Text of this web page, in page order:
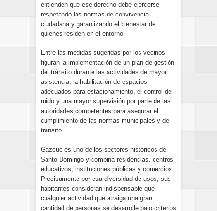
entienden que ese derecho debe ejercerse
respetando las normas de convivencia
ciudadana y garantizando el bienestar de
quienes residen en el entorno.
Entre las medidas sugeridas por los vecinos
figuran la implementación de un plan de gestión
del tránsito durante las actividades de mayor
asistencia, la habilitación de espacios
adecuados para estacionamiento, el control del
ruido y una mayor supervisión por parte de las
autoridades competentes para asegurar el
cumplimiento de las normas municipales y de
tránsito.
Gazcue es uno de los sectores históricos de
Santo Domingo y combina residencias, centros
educativos, instituciones públicas y comercios.
Precisamente por esa diversidad de usos, sus
habitantes consideran indispensable que
cualquier actividad que atraiga una gran
cantidad de personas se desarrolle bajo criterios